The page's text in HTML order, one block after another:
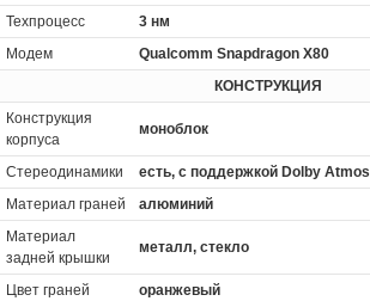
Техпроцесс
3 нм
Модем
Qualcomm Snapdragon X80
КОНСТРУКЦИЯ
Конструкция
корпуса
моноблок
Стереодинамики
есть, с поддержкой Dolby Atmos
Материал граней
алюминий
Материал
задней крышки
металл, стекло
Цвет граней
оранжевый